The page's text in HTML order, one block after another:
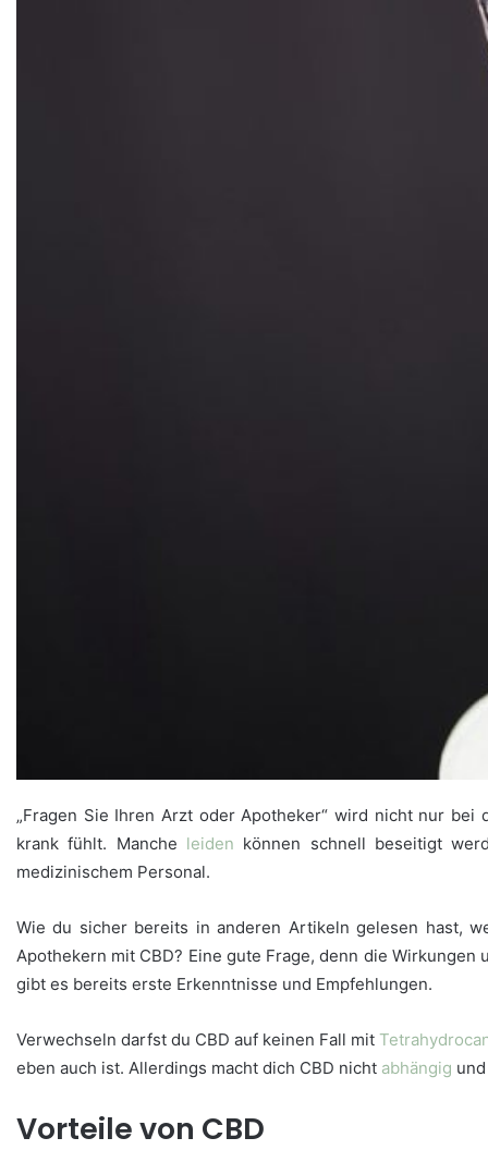
„Fragen Sie Ihren Arzt oder Apotheker“ wird nicht nur
krank fühlt. Manche leiden können schnell beseitigt
medizinischem Personal.
Wie du sicher bereits in anderen Artikeln gelesen hast,
Apothekern mit CBD? Eine gute Frage, denn die
gibt es bereits erste Erkenntnisse und Empfehlungen.
Verwechseln darfst du CBD auf keinen Fall mit
eben auch ist. Allerdings macht dich CBD nicht abhängig
Vorteile von CBD